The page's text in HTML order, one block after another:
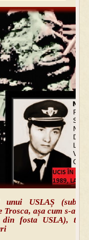
USLAȘ
așa cum s-a
fosta USLA),